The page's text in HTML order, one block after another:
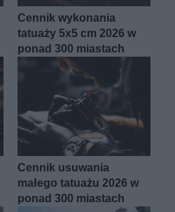
Cennik wykonania
tatuaży 5x5 cm 2026 w
ponad 300 miastach
Cennik usuwania
małego tatuażu 2026 w
ponad 300 miastach